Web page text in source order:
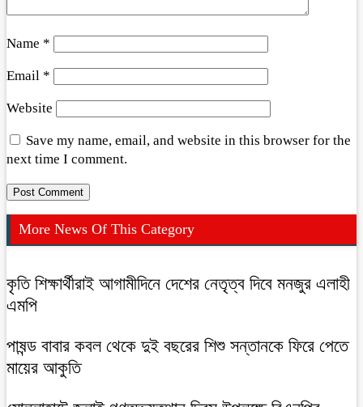
Name *
Email *
Website
Save my name, email, and website in this browser for the
next time I comment.
More News Of This Category
কৃতি শিক্ষার্থীরাই আগামীদিনে দেশের নেতৃত্ব দিবে মনজুর এলাহী
এমপি
পাষন্ড বাবার কবল থেকে দুই বছরের শিশু সন্তানকে ফিরে পেতে
মায়ের আকুতি